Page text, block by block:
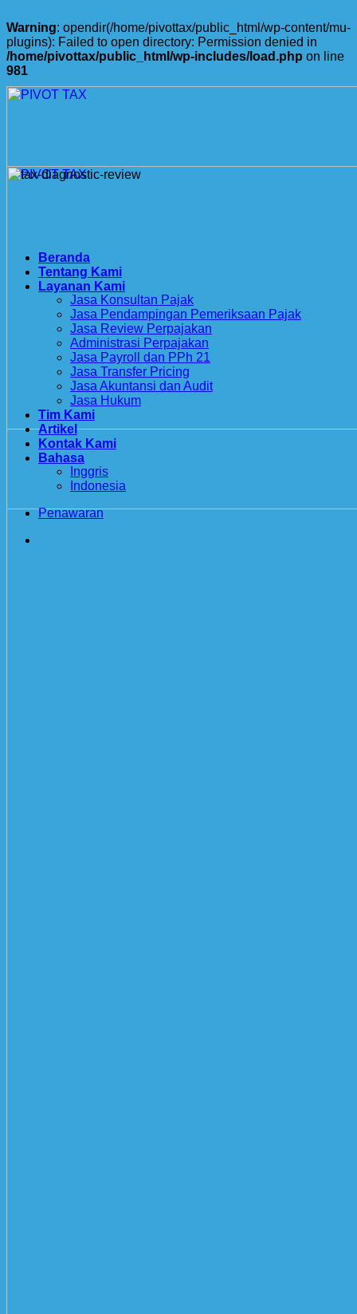
Warning: opendir(/home/pivottax/public_html/wp-content/mu-
plugins): Failed to open directory: Permission denied in
/home/pivottax/public_html/wp-includes/load.php on line
981
Skip
to
Beranda
Tentang Kami
Layanan Kami
Jasa Konsultan Pajak
Jasa Pendampingan Pemeriksaan Pajak
Jasa Review Perpajakan
Administrasi Perpajakan
Jasa Payroll dan PPh 21
Jasa Transfer Pricing
Jasa Akuntansi dan Audit
Jasa Hukum
Tim Kami
Artikel
Kontak Kami
Bahasa
Inggris
Indonesia
Penawaran